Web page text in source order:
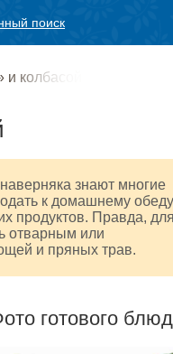
поиск
колбасой
знают многие
к домашнему обеду
продуктов. Правда,
отварным или
и пряных трав.
готового